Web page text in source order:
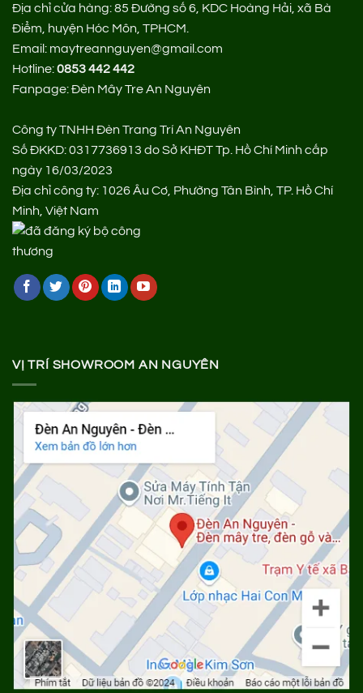
Địa chỉ cửa hàng:85 Đường số 6, KDC Hoàng Hải, xã Bà
Điểm, huyện Hóc Môn, TPHCM.
Email: maytreannguyen@gmail.com
Hotline:0853 442 442
Fanpage:Đèn Mây Tre An Nguyên
Công ty TNHH Đèn Trang Trí An Nguyên
Số ĐKKD: 0317736913 do Sở KHĐT Tp. Hồ Chí Minh cấp
ngày 16/03/2023
Địa chỉ công ty: 1026 Âu Cơ, Phường Tân Bình, TP. Hồ Chí
Minh, Việt Nam
VỊ TRÍ SHOWROOM AN NGUYÊN